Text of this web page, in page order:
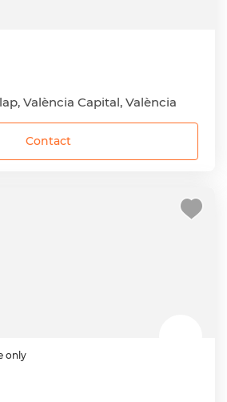
València Capital, València
Contact
only